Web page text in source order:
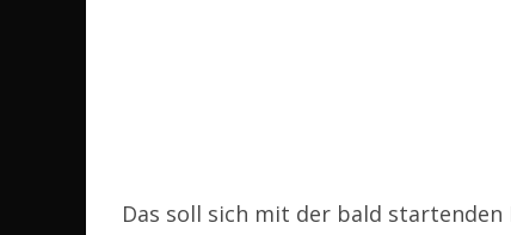
Das soll sich mit der bald startenden